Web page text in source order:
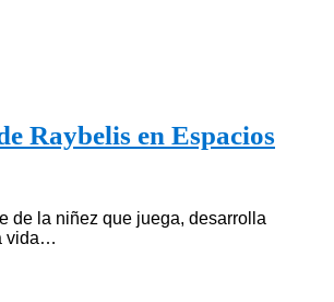
Raybelis en Espacios
de la niñez que juega, desarrolla
vida…